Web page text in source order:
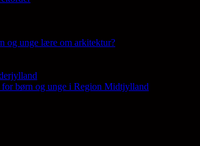
og unge lære om arkitektur?
børn og unge i Region Midtjylland